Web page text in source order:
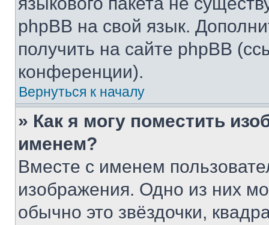
phpBB на свой язык.
получить на сайте phpBB
конференции).
Вернуться к началу
» Как я могу поместить
именем?
Вместе с именем
изображения. Одно из них
обычно это звёздочки,